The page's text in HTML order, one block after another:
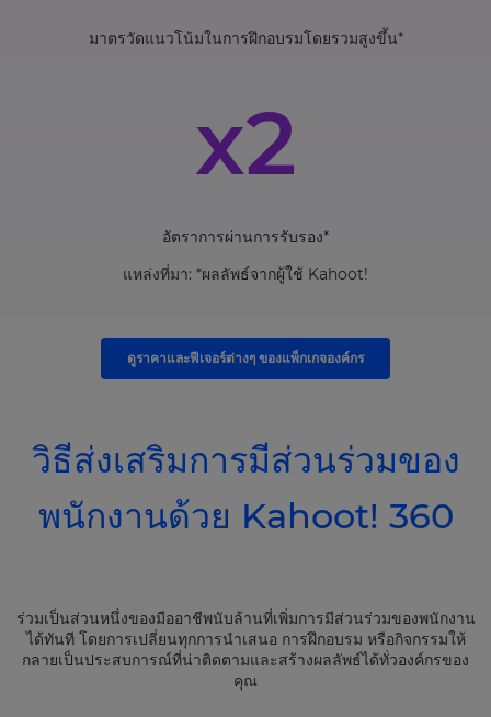
มาตรวัดแนวโน้มในการฝึกอบรมโดยรวมสูงขึ้น*
x2
อัตราการผ่านการรับรอง*
แหล่งที่มา: *ผลลัพธ์จากผู้ใช้ Kahoot!
ดูราคาและฟีเจอร์ต่างๆ ของแพ็กเกจองค์กร
วิธีส่งเสริมการมีส่วนร่วมของ
พนักงานด้วย Kahoot! 360
ร่วมเป็นส่วนหนึ่งของมืออาชีพนับล้านที่เพิ่มการมีส่วนร่วมของพนักงาน
ได้ทันที โดยการเปลี่ยนทุกการนำเสนอ การฝึกอบรม หรือกิจกรรมให้
กลายเป็นประสบการณ์ที่น่าติดตามและสร้างผลลัพธ์ได้ทั่วองค์กรของ
คุณ